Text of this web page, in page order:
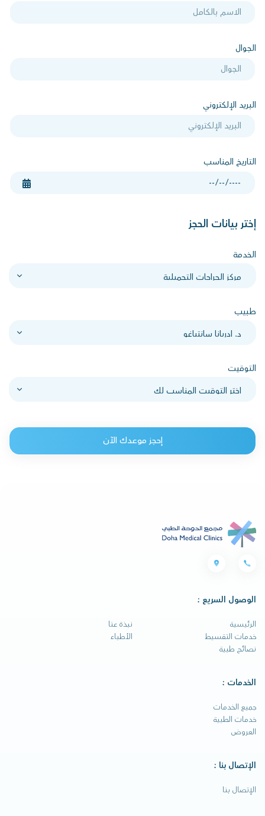
الجوال
البريد الإلكتروني
التاريخ المناسب
إختر بيانات الحجز
الخدمة
طبيب
التوقيت
إحجز موعدك الآن
الوصول السريع :
الرئيسية
نبذة عنا
خدمات التقسيط
الأطباء
نصائح طبية
الخدمات :
جميع الخدمات
خدمات الطبية
العروض
الإتصال بنا :
الإتصال بنا